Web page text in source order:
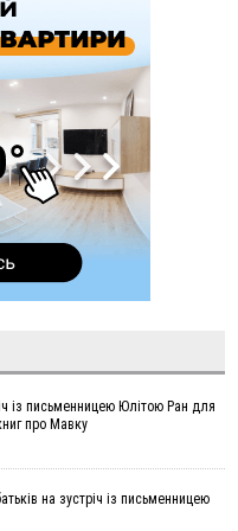
який виготовляв
Їй обирають
Коломийщини
сильна спека до 39°
який зливав з цистерни
та оновили правила
переправу
нові температурні
є постраждалі,
із письменницею Юлітою Ран для
про Мавку
на зустріч із письменницею